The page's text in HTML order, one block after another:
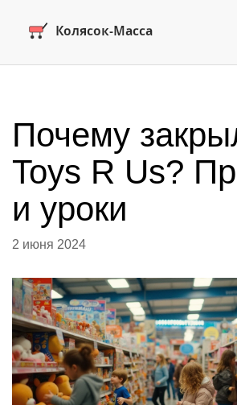
Почему
Toys R Us?
и уроки
2 июня 2024